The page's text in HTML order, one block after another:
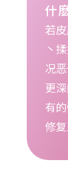
什
若
丶
况
更
有
修